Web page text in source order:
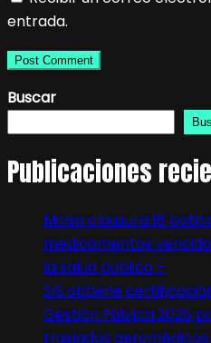
entrada.
Buscar
Publicaciones
Minsa clausura 18
medicamentos
la salud pública –
SIS obtiene
Gestión Pública 2026
traslados aeromédicos